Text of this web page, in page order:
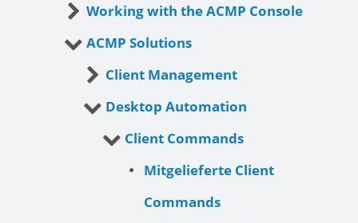
Working with the ACMP Console
ACMP Solutions
Client Management
Desktop Automation
Client Commands
Mitgelieferte Client
Commands